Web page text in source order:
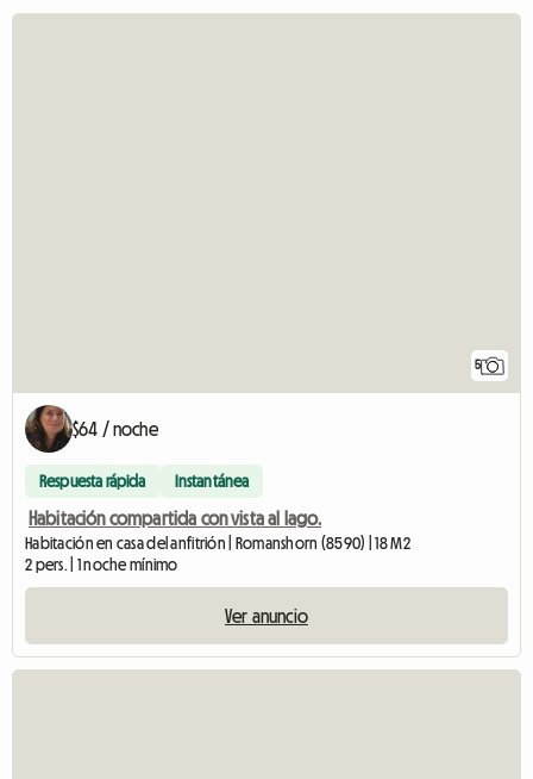
5
$64 / noche
Respuesta rápida Instantánea
Habitación compartida con vista al lago.
Habitación en casa del anfitrión | Romanshorn (8590) | 18 M2
2 pers. | 1 noche mínimo
Ver anuncio